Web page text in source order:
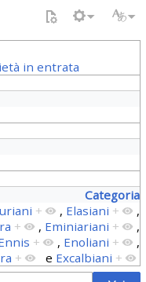
in entrata
Categoria
+ , Elasiani +
,
+ , Eminiariani +
,
+ , Enoliani +
,
+ e Excalbiani +